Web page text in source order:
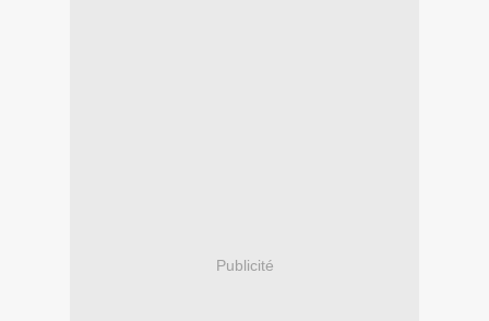
Publicité